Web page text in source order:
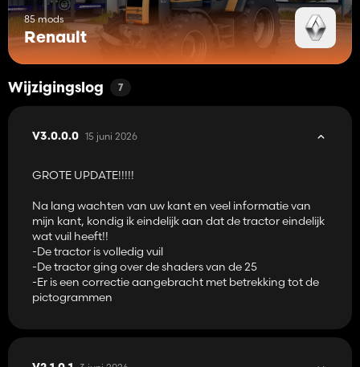
85 mods
Renault
Wijzigingslog 7
V3.0.0.0 15 juni 2026
GROTE UPDATE!!!!!
Na lang wachten van uw kant en veel informatie van
mijn kant, kondig ik eindelijk aan dat de tractor eindelijk
wat vuil heeft!!
-De tractor is volledig vuil
-De tractor ging over de shaders van de 25
-Er is een correctie aangebracht met betrekking tot de
pictogrammen